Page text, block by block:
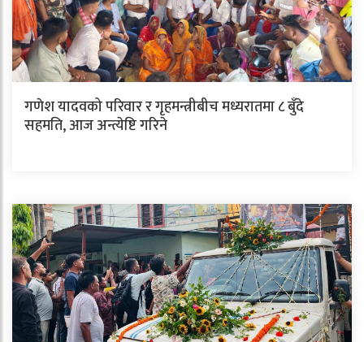
गणेश यादवको परिवार र गृहमन्त्रीबीच मध्यरातमा ८ बुँदे
सहमति, आज अन्त्येष्टि गरिने